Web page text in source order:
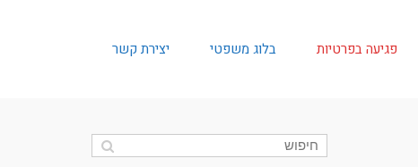
פגיעה בפרטיות בלוג משפטי יצירת קשר